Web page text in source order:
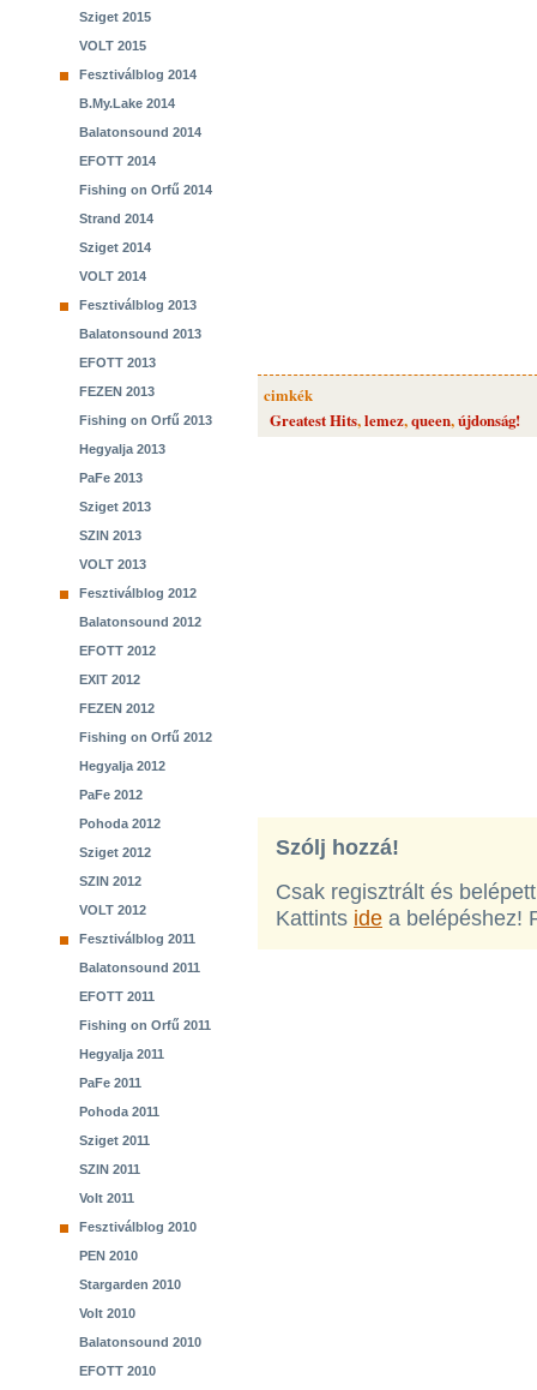
Sziget 2015
VOLT 2015
Fesztiválblog 2014
B.My.Lake 2014
Balatonsound 2014
EFOTT 2014
Fishing on Orfű 2014
Strand 2014
Sziget 2014
VOLT 2014
Fesztiválblog 2013
Balatonsound 2013
EFOTT 2013
FEZEN 2013
Fishing on Orfű 2013
Hegyalja 2013
PaFe 2013
Sziget 2013
SZIN 2013
VOLT 2013
Fesztiválblog 2012
Balatonsound 2012
EFOTT 2012
EXIT 2012
FEZEN 2012
Fishing on Orfű 2012
Hegyalja 2012
PaFe 2012
Pohoda 2012
Sziget 2012
SZIN 2012
VOLT 2012
Fesztiválblog 2011
Balatonsound 2011
EFOTT 2011
Fishing on Orfű 2011
Hegyalja 2011
PaFe 2011
Pohoda 2011
Sziget 2011
SZIN 2011
Volt 2011
Fesztiválblog 2010
PEN 2010
Stargarden 2010
Volt 2010
Balatonsound 2010
EFOTT 2010
cimkék
Greatest Hits,lemez,queen,újdonság!
Szólj hozzá!
Csak regisztrált és
Kattints ide a belépéshez!